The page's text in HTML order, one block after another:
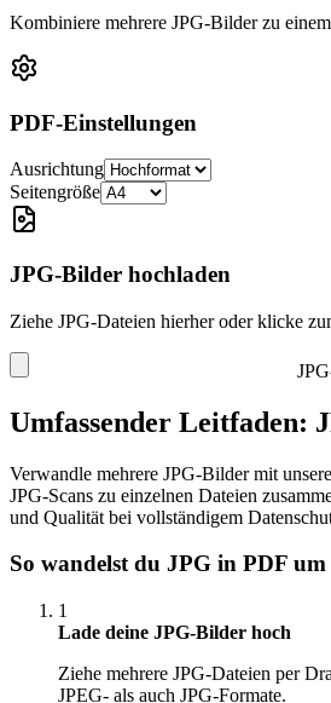
Kombiniere mehrere JPG-Bilder zu
PDF-Einstellungen
Ausrichtung
Seitengröße
JPG-Bilder hochladen
Ziehe JPG-Dateien hierher oder klicke
Umfassender Leitfaden:
Verwandle mehrere JPG-Bilder mit
JPG-Scans zu einzelnen Dateien
und Qualität bei vollständigem
So wandelst du JPG in PDF
1
Lade deine JPG-Bilder hoch
Ziehe mehrere JPG-Dateien per
JPEG- als auch JPG-Formate.